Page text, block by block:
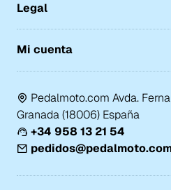
Legal
Mi cuenta
Pedalmoto.com Avda.
Granada (18006) España
+34 958 13 21 54